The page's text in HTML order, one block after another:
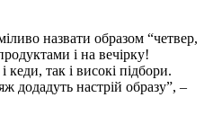
назвати образом “четвер,
і на вечірку!
кеди, так і високі підбори.
додадуть настрій образу”, –